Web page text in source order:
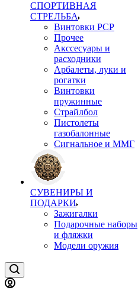
СПОРТИВНАЯ
СТРЕЛЬБА
Винтовки PCP
Прочее
Акссесуары и
расходники
Арбалеты, луки и
рогатки
Винтовки
пружинные
Страйлбол
Пистолеты
газобалонные
Сигнальное и ММГ
СУВЕНИРЫ И
ПОДАРКИ
Зажигалки
Подарочные наборы
и фляжки
Модели оружия